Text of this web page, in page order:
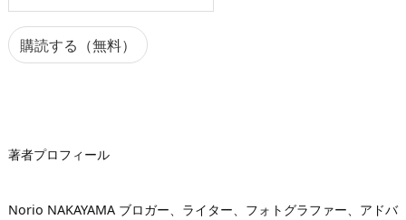
ア
ド
購読する（無料）
著者プロフィール
Norio NAKAYAMA ブロガー、ライター、フォトグラファー、アドバ